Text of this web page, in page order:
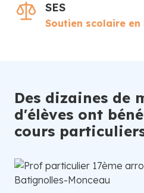
SES
Soutien scolaire en
Des dizaines de
d'élèves ont
cours